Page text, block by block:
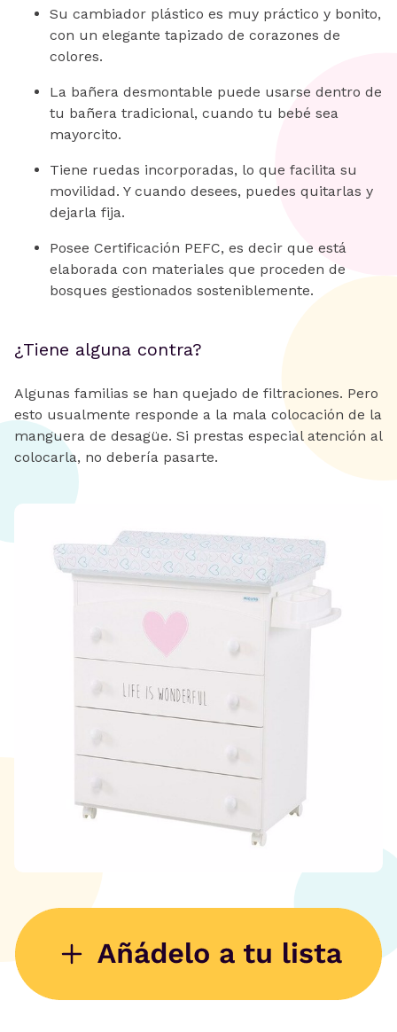
Su cambiador plástico es muy práctico y bonito,
con un elegante tapizado de corazones de
colores.
La bañera desmontable puede usarse dentro de
tu bañera tradicional, cuando tu bebé sea
mayorcito.
Tiene ruedas incorporadas, lo que facilita su
movilidad. Y cuando desees, puedes quitarlas y
dejarla fija.
Posee Certificación PEFC, es decir que está
elaborada con materiales que proceden de
bosques gestionados sosteniblemente.
¿Tiene alguna contra?
Algunas familias se han quejado de filtraciones. Pero
esto usualmente responde a la mala colocación de la
manguera de desagüe. Si prestas especial atención al
colocarla, no debería pasarte.